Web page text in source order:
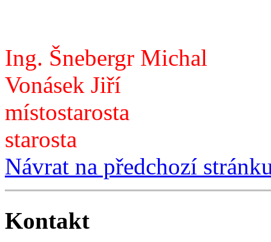
Ing. Šnebergr Michal
Vonásek Jiří
místostarosta
starosta
Návrat na předchozí
Kontakt